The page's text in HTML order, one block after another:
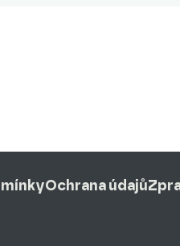
Ochrana údajů